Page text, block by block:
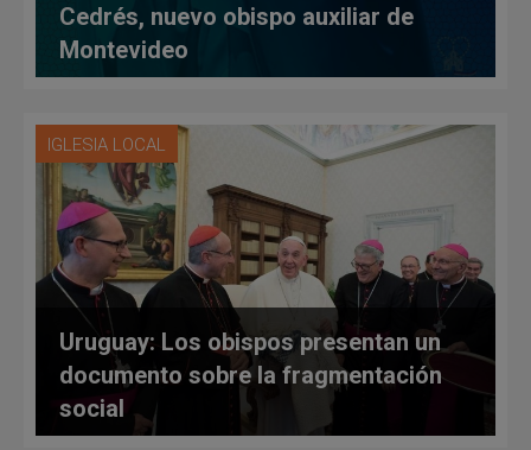
Cedrés, nuevo obispo auxiliar de
Montevideo
IGLESIA LOCAL
Uruguay: Los obispos presentan un
documento sobre la fragmentación
social